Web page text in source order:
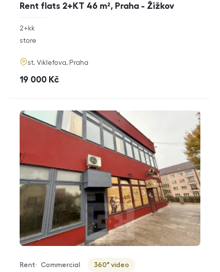
Rent flats 2+KT 46 m², Praha - Žižkov
rozměry
2+kk
funkce
store
adresa
st. Viklefova, Praha
cena
19 000 Kč
Offer type
Rent
Property type
Commercial
Virtuální prohlídka
360° video